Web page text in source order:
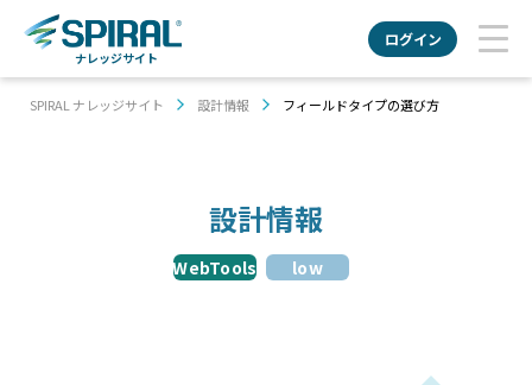
ナレッジサイト
ログイン
SPIRAL ナレッジサイト 設計情報 フィールドタイプの選び方
設計情報
WebTools low